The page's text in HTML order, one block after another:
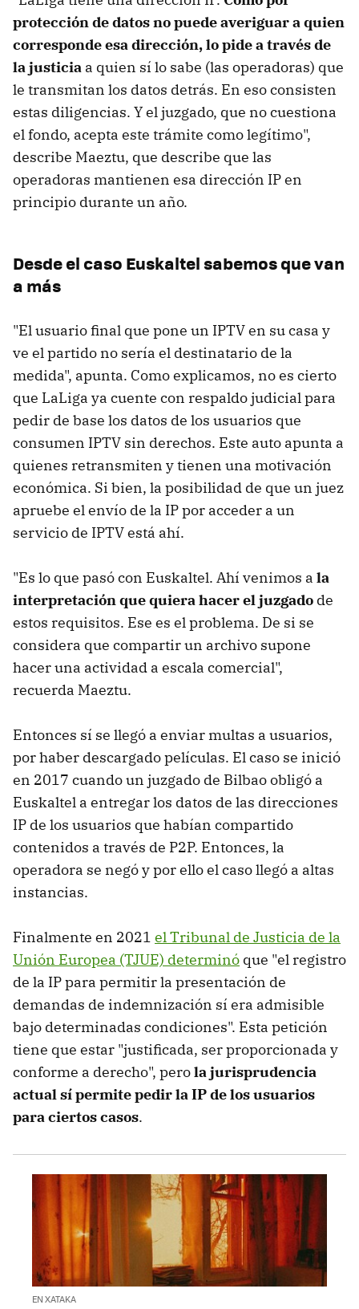
protección de datos no puede averiguar a quien
corresponde esa dirección, lo pide a través de
la justicia a quien sí lo sabe (las operadoras) que
le transmitan los datos detrás. En eso consisten
estas diligencias. Y el juzgado, que no cuestiona
el fondo, acepta este trámite como legítimo",
describe Maeztu, que describe que las
operadoras mantienen esa dirección IP en
principio durante un año.
Desde el caso Euskaltel sabemos que van
a más
"El usuario final que pone un IPTV en su casa y
ve el partido no sería el destinatario de la
medida", apunta. Como explicamos, no es cierto
que LaLiga ya cuente con respaldo judicial para
pedir de base los datos de los usuarios que
consumen IPTV sin derechos. Este auto apunta a
quienes retransmiten y tienen una motivación
económica. Si bien, la posibilidad de que un juez
apruebe el envío de la IP por acceder a un
servicio de IPTV está ahí.
"Es lo que pasó con Euskaltel. Ahí venimos a la
interpretación que quiera hacer el juzgado de
estos requisitos. Ese es el problema. De si se
considera que compartir un archivo supone
hacer una actividad a escala comercial",
recuerda Maeztu.
Entonces sí se llegó a enviar multas a usuarios,
por haber descargado películas. El caso se inició
en 2017 cuando un juzgado de Bilbao obligó a
Euskaltel a entregar los datos de las direcciones
IP de los usuarios que habían compartido
contenidos a través de P2P. Entonces, la
operadora se negó y por ello el caso llegó a altas
instancias.
Finalmente en 2021 el Tribunal de Justicia de la
Unión Europea (TJUE) determinó que "el registro
de la IP para permitir la presentación de
demandas de indemnización sí era admisible
bajo determinadas condiciones". Esta petición
tiene que estar "justificada, ser proporcionada y
conforme a derecho", perola jurisprudencia
actual sí permite pedir la IP de los usuarios
para ciertos casos.
EN XATAKA